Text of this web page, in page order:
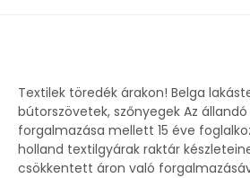
Textilek töredék árakon! Belga
bútorszövetek, szőnyegek Az
forgalmazása mellett 15 éve
holland textilgyárak raktár
csökkentett áron való